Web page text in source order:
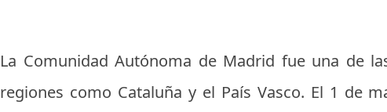
La Comunidad Autónoma de Madrid fue una de
regiones como Cataluña y el País Vasco. El 1 de